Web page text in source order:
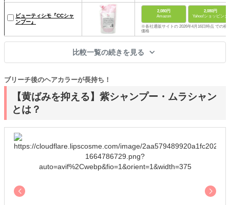
ビューティシモ『CCシャ
ンプー』
2,080円
Amazon
2,080円
Yahoo!ショッピング
※各社通販サイトの 2026年4月16日時点 での税
価格
比較一覧の続きを見る
【黄ばみを抑える】紫シャンプー・ムラシャン
とは？
ブリーチ後のヘアカラーが長持ち！